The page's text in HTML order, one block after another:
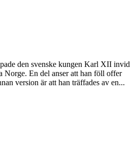
den svenske kungen Karl XII invid
Norge. En del anser att han föll offer
version är att han träffades av en...